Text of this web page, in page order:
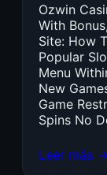
Ozwin
With
Site: How
Popular
Menu
New
Game
Spins No
Leer más →